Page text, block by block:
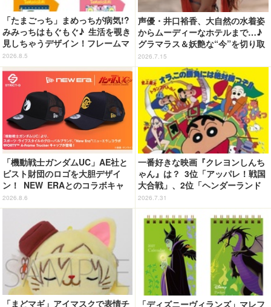
「たまごっち」まめっちが病気!?
みみっちはもぐもぐ♪ 生活を覗き
見しちゃうデザイン！フレームマ
グネット「ぴたっとフレーム」登
場☆
2026.8.5
声優・井口裕香、大自然の水着姿
からムーディーなホテルまで…♪
グラマラス＆妖艶な“今”を切り取
り！3冊目写真集が発売中
2026.7.15
「機動戦士ガンダムUC」AE社と
ビスト財団のロゴを大胆デザイ
ン！ NEW ERAとのコラボキャ
ップが新登場！
2026.8.6
一番好きな映画『クレヨンしんち
ゃん』は？ 3位「アッパレ！戦国
大合戦」、2位「ヘンダーランド
の大冒険」、1位は…？【『映画
クレヨンしんちゃん 奇々怪々！
オラの妖怪バケ～ション』公開記
2026.7.31
「まどマギ」アイマスクで表情チ
「ディズニーヴィランズ」マレフ